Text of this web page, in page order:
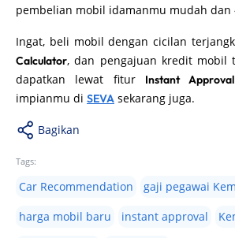
pembelian mobil idamanmu mudah dan
Ingat, beli mobil dengan cicilan
Calculator, dan pengajuan kredit mobil
dapatkan lewat fitur Instant Approval
impianmu di SEVA sekarang juga.
Bagikan
Tags:
Car Recommendation
gaji pegawai
harga mobil baru
instant approval